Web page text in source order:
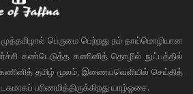
பெருமை பெற்றது நம் தாய்மொழியான
கண்டெடுத்த கணினித் தொழில் நுட்பத்தில்
தமிழ் மூலம், இணையவெளியில் செய்தித்
பரிணமித்திருக்கிறது யாழ்ஓசை.